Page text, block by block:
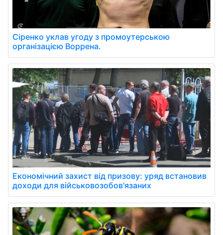
Сіренко уклав угоду з промоутерською
організацією Воррена.
Економічний захист від призову: уряд встановив
доходи для військовозобов'язаних